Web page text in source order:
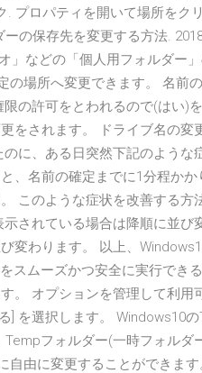
プロパティを開いて場所をク
の保存先を変更する方法.
」などの「個人用フォルダー
場所へ変更できます。 名前
の許可をとわれるので(はい)
をされます。 ドライブ名の変
に、ある日突然下記のような
、名前の確定までに1分程か
このような症状を改善する方
されている場合は降順に並び
変わります。 以上、
スムーズかつ安全に実行でき
。 オプションを管理して利用
] を選択します。 Windows10
フォルダー(一時フォルダ
由に変更することができます